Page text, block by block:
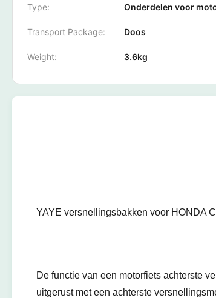
Type: Onderdelen voor
Transport Package: Doos
Weight: 3.6kg
YAYE versnellingsbakken voor HONDA
De functie van een motorfiets achterste
uitgerust met een achterste